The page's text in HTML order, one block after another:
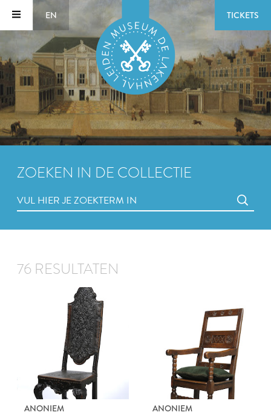
EN TICKETS
ZOEKEN IN DE COLLECTIE
76 RESULTATEN
ANONIEM ANONIEM